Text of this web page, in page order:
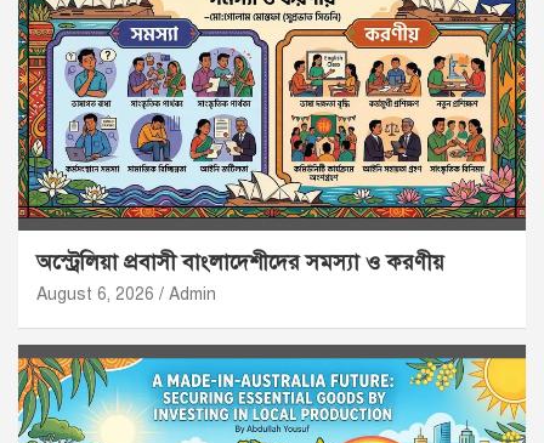
অস্ট্রেলিয়া প্রবাসী বাংলাদেশীদের সমস্যা ও করণীয়
August 6, 2026 Admin